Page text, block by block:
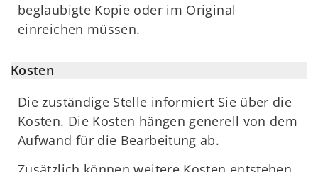
beglaubigte Kopie oder im Original
einreichen müssen.
Kosten
Die zuständige Stelle informiert Sie über die
Kosten. Die Kosten hängen generell von dem
Aufwand für die Bearbeitung ab.